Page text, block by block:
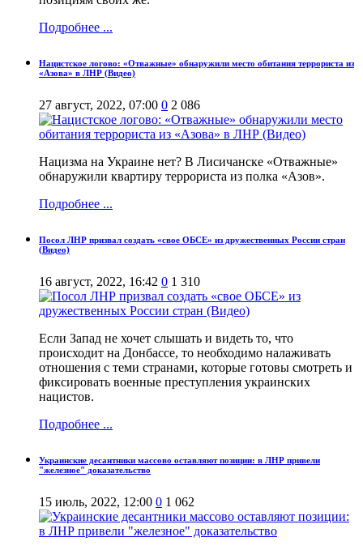
Подробнее ...
Нацистское логово: «Отважные» обнаружили место обитания террориста из
«Азова» в ЛНР (Видео)
27 август, 2022, 07:00 0 2 086
Нацизма на Украине нет? В Лисичанске «Отважные»
обнаружили квартиру террориста из полка «Азов».
Подробнее ...
Посол ЛНР призвал создать «свое ОБСЕ» из дружественных России стран
(Видео)
16 август, 2022, 16:42 0 1 310
Если Запад не хочет слышать и видеть то, что
происходит на Донбассе, то необходимо налаживать
отношения с теми странами, которые готовы смотреть и
фиксировать военные преступления украинских
нацистов.
Подробнее ...
Украинские десантники массово оставляют позиции: в ЛНР привели
"железное" доказательство
15 июль, 2022, 12:00 0 1 062